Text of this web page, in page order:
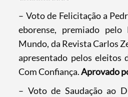
– Voto de Felicitação a
eborense, premiado
Mundo, da Revista Carlos
apresentado pelos eleitos
Com Confiança.Aprovado
– Voto de Saudação ao